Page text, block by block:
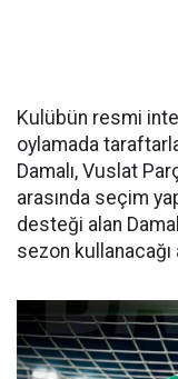
Kulübün resmi
oylamada
Damalı, Vuslat
arasında seçim
desteği alan
sezon